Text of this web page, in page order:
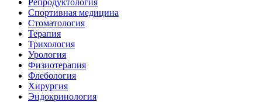
Спортивная медицина
Стоматология
Терапия
Трихология
Урология
Физиотерапия
Флебология
Хирургия
Эндокринология